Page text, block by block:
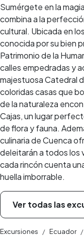
Sumérgete en la
combina a la
cultural. Ubicada en
conocida por su bien
Patrimonio de la
calles empedradas y
majestuosa Catedral
coloridas casas que
de la naturaleza
Cajas, un lugar
de flora y fauna.
culinaria de Cuenca
deleitarán a todos los
cada rincón cuenta
huella imborrable.
Ver todas las
Excursiones Ecuador